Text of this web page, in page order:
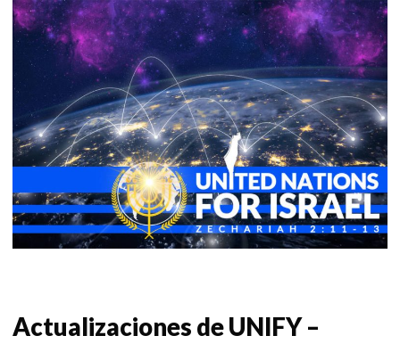
Actualizaciones de UNIFY –